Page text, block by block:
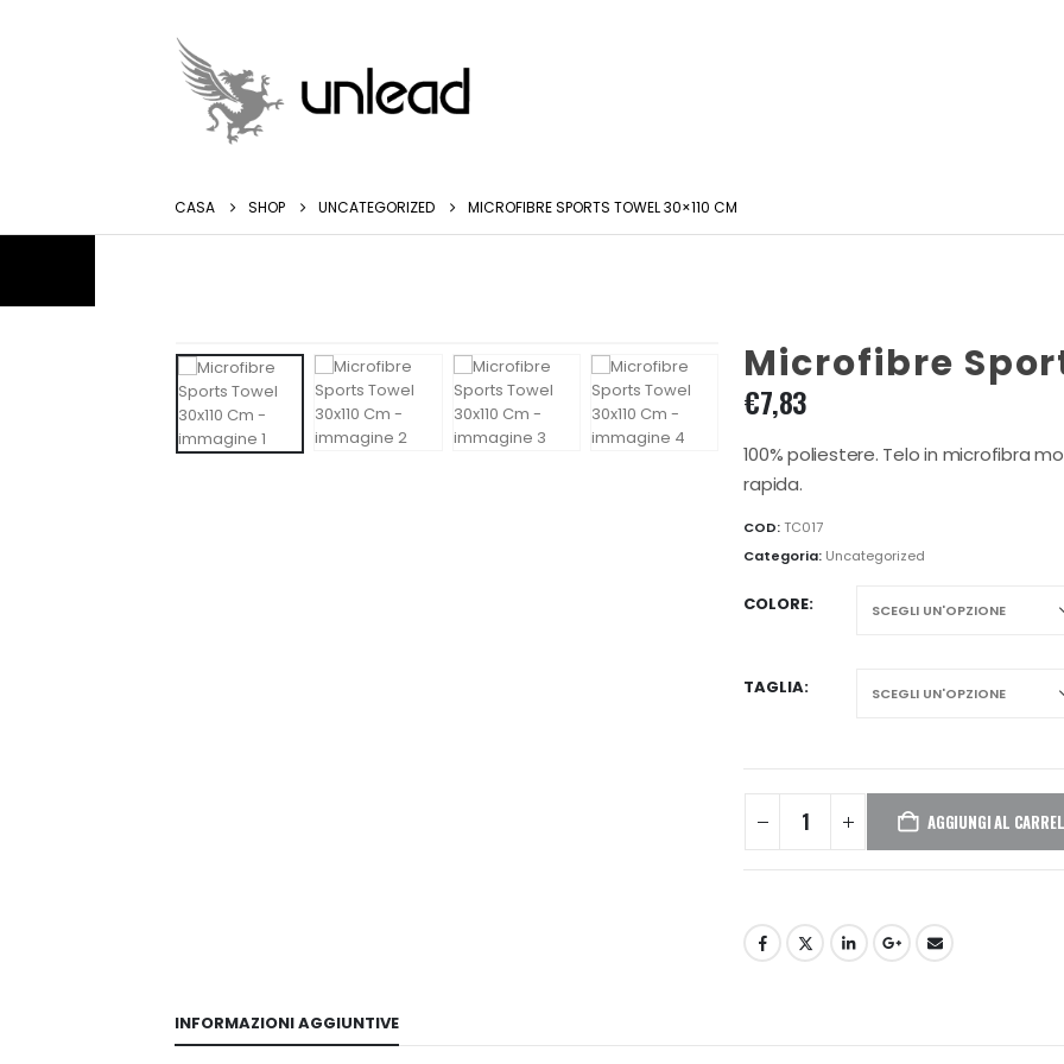
CASA SHOP UNCATEGORIZED MICROFIBRE SPORTS TOWEL 30×110 CM
Microfibre
€7,83
100% poliestere. Telo in microfibra
rapida.
COD:TC017
Categoria: Uncategorized
COLORE
TAGLIA
AGGIUNGI AL
INFORMAZIONI AGGIUNTIVE